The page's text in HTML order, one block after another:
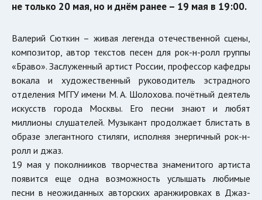
не только 20 мая, но и днём ранее – 19 мая в 19:00.
Валерий Сюткин – живая легенда отечественной сцены,
композитор, автор текстов песен для рок-н-ролл группы
«Браво». Заслуженный артист России, профессор кафедры
вокала и художественный руководитель эстрадного
отделения МГГУ имени М. А. Шолохова. почётный деятель
искусств города Москвы. Его песни знают и любят
миллионы слушателей. Музыкант продолжает блистать в
образе элегантного стиляги, исполняя энергичный рок-н-
ролл и джаз.
19 мая у поколнииков творчества знаменитого артиста
появится еще одна возможность услышать любимые
песни в неожиданных авторских аранжировках в Джаз-